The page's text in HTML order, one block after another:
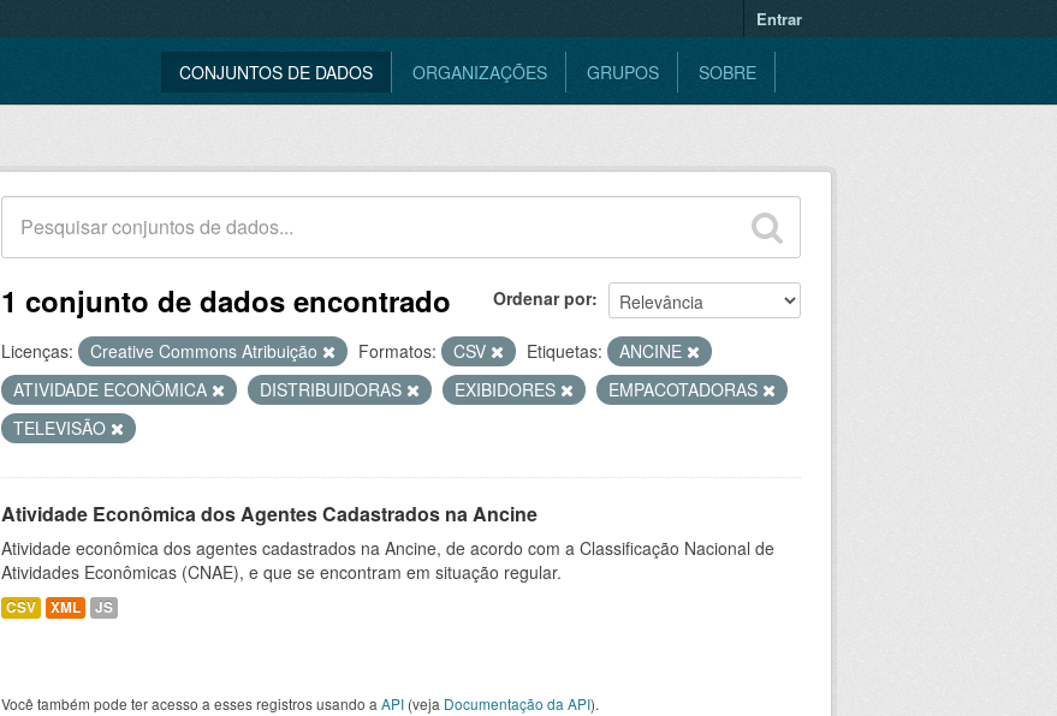
Entrar
CONJUNTOS DE DADOS ORGANIZAÇÕES GRUPOS SOBRE
Ordenar por
1 conjunto de dados encontrado
Licenças: Creative Commons Atribuição Formatos: CSV Etiquetas:
ANCINE
ATIVIDADE ECONÔMICA
DISTRIBUIDORAS EXIBIDORES
EMPACOTADORAS
TELEVISÃO
Atividade Econômica dos Agentes Cadastrados na Ancine
Atividade econômica dos agentes cadastrados na Ancine, de acordo com a Classificação Nacional de
Atividades Econômicas (CNAE), e que se encontram em situação regular.
CSV XML JS
Você também pode ter acesso a esses registros usando a API (veja Documentação da API).